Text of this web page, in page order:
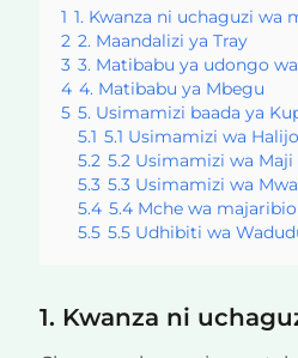
1 1. Kwanza ni uchaguzi wa
2 2. Maandalizi ya Tray
3 3. Matibabu ya udongo
4 4. Matibabu ya Mbegu
5 5. Usimamizi baada ya
5.1 5.1 Usimamizi wa
5.2 5.2 Usimamizi wa Maji
5.3 5.3 Usimamizi wa
5.4 5.4 Mche wa majaribio
5.5 5.5 Udhibiti wa
1. Kwanza ni